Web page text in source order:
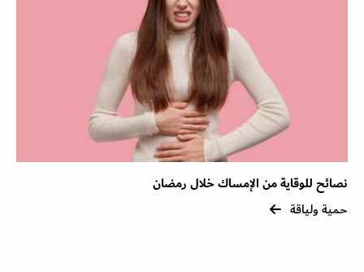
نصائح للوقاية من الإمساك خلال رمضان
حمية ولياقة